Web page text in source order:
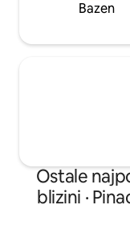
Bazen
Ostale
blizini ·